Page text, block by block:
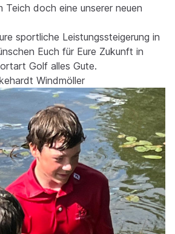
Teich doch eine unserer neuen
sportliche Leistungssteigerung in
Euch für Eure Zukunft in
Golf alles Gute.
Windmöller